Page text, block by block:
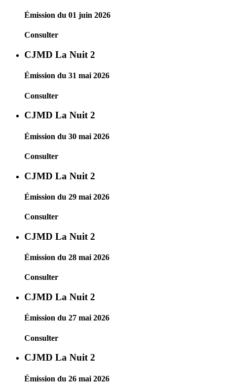
Émission du 01 juin 2026
Consulter
CJMD La Nuit 2
Émission du 31 mai 2026
Consulter
CJMD La Nuit 2
Émission du 30 mai 2026
Consulter
CJMD La Nuit 2
Émission du 29 mai 2026
Consulter
CJMD La Nuit 2
Émission du 28 mai 2026
Consulter
CJMD La Nuit 2
Émission du 27 mai 2026
Consulter
CJMD La Nuit 2
Émission du 26 mai 2026